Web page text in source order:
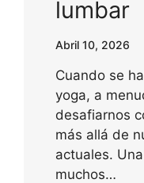
lumbar
Abril 10, 2026
Cuando se
yoga, a
desafiarnos
más allá de
actuales.
muchos…